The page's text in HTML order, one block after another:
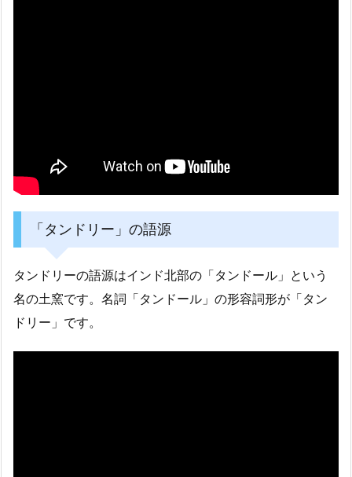
「タンドリー」の語源
タンドリーの語源はインド北部の「タンドール」という
名の土窯です。名詞「タンドール」の形容詞形が「タン
ドリー」です。